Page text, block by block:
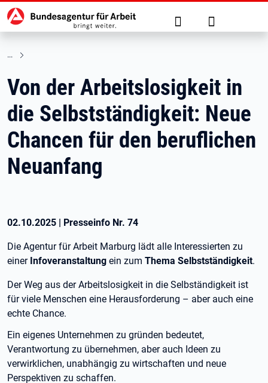
zu den Hauptinhalten springen
Hauptnavigation Suche Anmelden
Von der Arbeitslosigkeit in
die Selbstständigkeit: Neue
Chancen für den beruflichen
Neuanfang
02.10.2025 | Presseinfo Nr. 74
Die Agentur für Arbeit Marburg lädt alle Interessierten zu
einer Infoveranstaltung ein zum Thema Selbstständigkeit.
Der Weg aus der Arbeitslosigkeit in die Selbständigkeit ist
für viele Menschen eine Herausforderung – aber auch eine
echte Chance.
Ein eigenes Unternehmen zu gründen bedeutet,
Verantwortung zu übernehmen, aber auch Ideen zu
verwirklichen, unabhängig zu wirtschaften und neue
Perspektiven zu schaffen.